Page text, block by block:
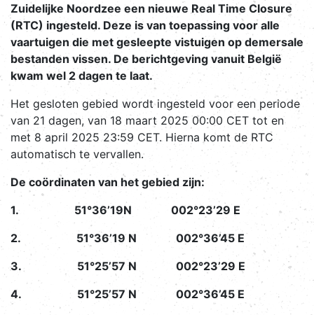
Zuidelijke Noordzee een nieuwe Real Time Closure
(RTC) ingesteld. Deze is van toepassing voor alle
vaartuigen die met gesleepte vistuigen op demersale
bestanden vissen. De berichtgeving vanuit België
kwam wel 2 dagen te laat.
Het gesloten gebied wordt ingesteld voor een periode
van 21 dagen, van 18 maart 2025 00:00 CET tot en
met 8 april 2025 23:59 CET. Hierna komt de RTC
automatisch te vervallen.
De coördinaten van het gebied zijn:
1. 51°36’19N 002°23’29 E
2. 51°36’19 N 002°36’45 E
3. 51°25’57 N 002°23’29 E
4. 51°25’57 N 002°36’45 E